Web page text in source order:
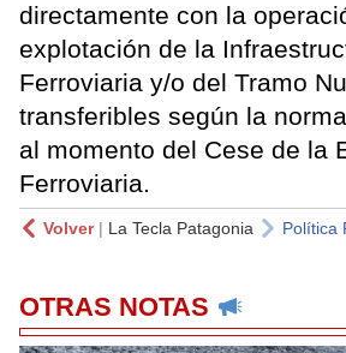
directamente con la
explotación de la
Ferroviaria y/o del Tramo
transferibles según la
al momento del Cese de la
Ferroviaria.
Volver| La Tecla Patagonia Política
OTRAS NOTAS